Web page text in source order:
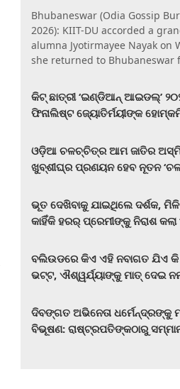
Bhubaneswar (Odia Gossip
2026): KIIT-DU accorded a
alumna Jyotirmayee Nayak on
she returned to Bhubaneswar
କିଟ୍‍ ଛାତ୍ରୀ ‘ଇଣ୍ଡିଆନ୍ ଆଇଡଲ୍‌’
ଫିନାଲିଷ୍ଟ ଜ୍ୟୋତିର୍ମୟୀଙ୍କ
ଓଡ଼ିଆ ଚଳଚ୍ଚିତ୍ର ଆମ ଜାତିର
ଖୁବ୍‌ଶୀଘ୍ର ପ୍ରଣୟନ ହେବ ନୂତନ
ଭୂତ ଦେଖିବାକୁ ଯାଇଥିଲେ ଦର୍ଶକ,
କାହିଁକି ହରର୍‌ ପ୍ରେମୀଙ୍କୁ ନିରାଶ କଲା
ବଲିଉଡରେ କିଏ ଏହି ନବାଗତ ଯିଏ
ଭଟ୍ଟ, ଐଶ୍ୱର୍ଯ୍ୟାଙ୍କୁ ମାତ୍‌ ଦେଇ
ଦିବଙ୍ଗତ ଅଭିନେତା
ବିଭୂଷଣ: ରାଷ୍ଟ୍ରପତିଙ୍କଠାରୁ